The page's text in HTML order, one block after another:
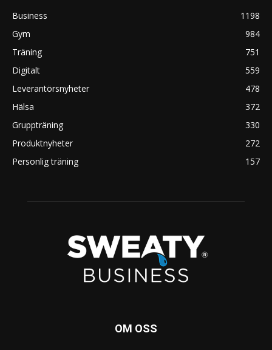
Business
1198
Gym
984
Träning
751
Digitalt
559
Leverantörsnyheter
478
Hälsa
372
Gruppträning
330
Produktnyheter
272
Personlig träning
157
OM OSS